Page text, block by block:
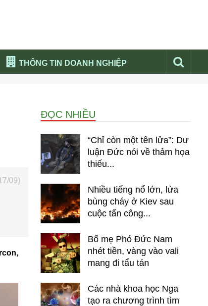
THÔNG TIN DOANH NGHIỆP
Nổi bật báo nga
Thư viện media
Phân tích thị trường Nga 2026
09)
ĐỌC NHIỀU
“Chỉ còn một tên lửa”: Dư
luận Đức nói về thảm họa
thiếu...
Nhiều tiếng nổ lớn, lửa
bùng cháy ở Kiev sau
cuộc tấn công...
Bố mẹ Phó Đức Nam
nhét tiền, vàng vào vali
mang đi tẩu tán
Các nhà khoa học Nga
tạo ra chương trình tìm